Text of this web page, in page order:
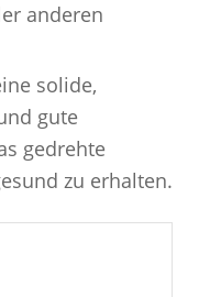
anderen
solide,
gute
gedrehte
zu erhalten.